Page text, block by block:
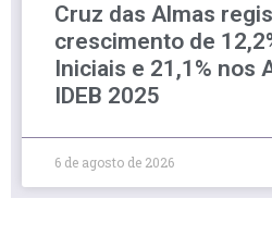
Cruz das Almas
crescimento de
Iniciais e 21,1% nos
IDEB 2025
6 de agosto de 2026